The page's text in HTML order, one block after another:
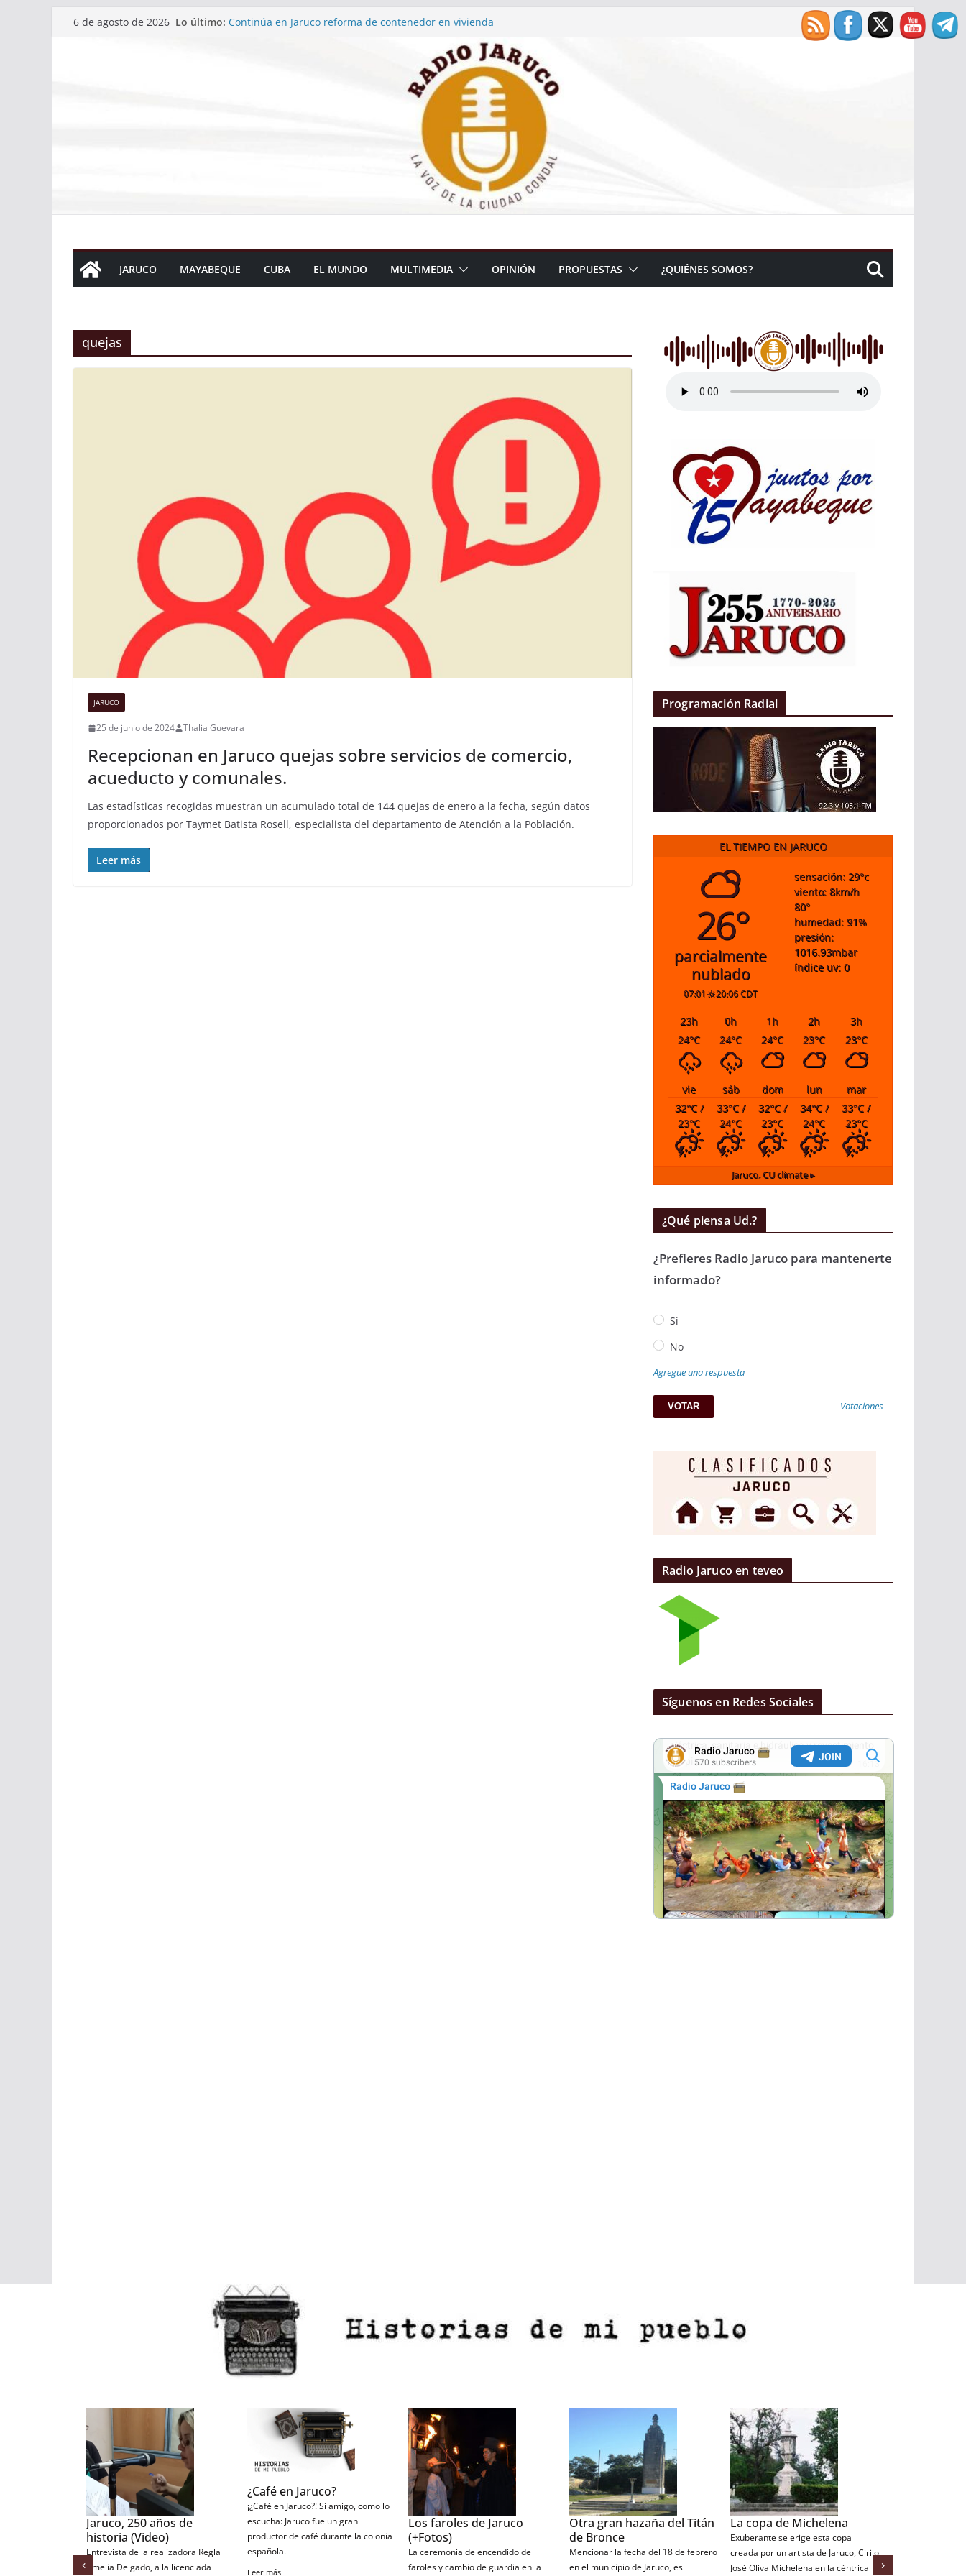
Saltar6 de agosto de 2026 Lo último: Continúa en Jaruco reforma de contenedor en vivienda
Santo Domingo 2026… y tiene sello jaruqueño
JARUCO MAYABEQUE CUBA EL MUNDO MULTIMEDIA OPINIÓN PROPUESTAS ¿QUIÉNES SOMOS?
quejas
JARUCO
25 de junio de 2024 Thalia Guevara
Recepcionan en Jaruco quejas sobre servicios de comercio,
acueducto y comunales.
Las estadísticas recogidas muestran un acumulado total de 144 quejas de enero a la fecha, según datos
proporcionados por Taymet Batista Rosell, especialista del departamento de Atención a la Población.
Leer más
Programación Radial
EL TIEMPO EN JARUCO
26°
parcialmente
nublado
07:01 20:06 CDT
sensación: 29°c
viento: 8km/h
80°
humedad: 91%
presión:
1016.93mbar
índice uv: 0
23h 0h 1h 2h 3h
24°C 24°C 24°C 23°C 23°C
vie sáb dom lun
mar
32°C/
23°C
33°C/
24°C
32°C/
23°C
34°C/
24°C
33°C/
23°C
Jaruco, CUclimate ▸
¿Qué piensa Ud.?
¿Prefieres Radio Jaruco para mantenerte
informado?
Si
No
Agregue una respuesta
Votaciones
Radio Jaruco en teveo
Síguenos en Redes Sociales
Jaruco, 250 años de
historia (Video)
Entrevista de la realizadora Regla
Amelia Delgado, a la licenciada
¿Café en Jaruco?
¡¿Café en Jaruco?! Sí amigo, como lo
escucha: Jaruco fue un gran
productor de café durante la colonia
española.
Leer más
Los faroles de Jaruco
(+Fotos)
La ceremonia de encendido de
faroles y cambio de guardia en la
Otra gran hazaña del Titán
de Bronce
Mencionar la fecha del 18 de febrero
en el municipio de Jaruco, es
La copa de Michelena
Exuberante se erige esta copa
creada por un artista de Jaruco, Cirilo
José Oliva Michelena en la céntrica
‹ ›